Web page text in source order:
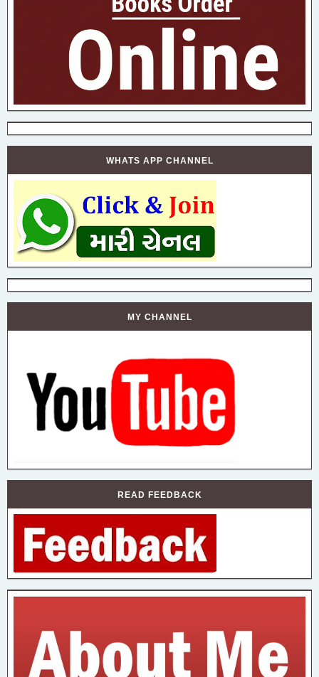
WHATS APP CHANNEL
MY CHANNEL
READ FEEDBACK